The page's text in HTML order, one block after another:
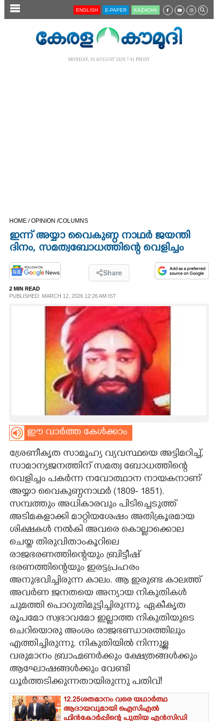
SECTIONS
ASTRO
CARTOONS
LITERATURE
CONTACT US
ENGLISH E-PAPER KĀZHCHA
MONDAY, 10 AUGUST 2026 7.41 PM IST
HOME /OPINION /COLUMNS
ഇന്ന് അയ്യാ വൈകുണ്ഠ നാഥർ ജയന്തി
ദിനം, സമത്വബോധത്തിന്റെ വെളിച്ചം
Share
2 MIN READ
PUBLISHED: MARCH 12, 2026 12:26 AM IST
ഈ വാർത്ത കേൾക്കാം
ശ്രേണീകൃത സാമൂഹ്യ വ്യവസ്ഥയെ അട്ടിമറിച്ച്,​
സാമാന്യജനത്തിന് സമത്വ ബോധത്തിന്റെ
വെളിച്ചം പകർന്ന നവോത്ഥാന നായകനാണ്
അയ്യാ വൈകുണ്ഠനാഥർ (1809- 1851).
സമ്പത്തും അധികാരവും പിടിച്ചെടുത്ത്
അടിമകളാക്കി മാറ്റിയശേഷം അതിക്രൂരമായ
ശിക്ഷകൾ നൽകി അവരെ കൊല്ലാക്കൊല
ചെയ്ത തിരുവിതാംകൂറിലെ
രാജഭരണത്തിന്റെയും ബ്രിട്ടീഷ്
ഭരണത്തിന്റെയും ഇരട്ടപ്രഹരം
അനുഭവിച്ചിരുന്ന കാലം. ആ ഇരുണ്ട കാലത്ത്
അവർണ ജനതയെ അന്യായ നികുതികൾ
ചുമത്തി പൊറുതിമുട്ടിച്ചിരുന്നു. ഏകീകൃത
രൂപമോ സ്വഭാവമോ ഇല്ലാത്ത നികുതിയുടെ
ചെറിയാെരു അംശം രാജഭണ്ഡാരത്തിലും
എത്തിച്ചിരുന്നു. നികുതിയിൽ നിന്നുള്ള
വരുമാനം ബ്രാഹ്മണർക്കും ക്ഷേത്രങ്ങൾക്കും
ആഘോഷങ്ങൾക്കും വേണ്ടി
ധൂർത്തടിക്കുന്നതായിരുന്നു പതിവ്!
12.25ശതമാനം വരെ യഥാർത്ഥ
ആദായവുമായി ഐസിഎൽ
ഫിൻകോർപ്പിന്റെ പുതിയ എൻസിഡി